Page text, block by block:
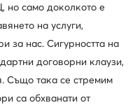
но само доколкото е
на услуги,
за нас. Сигурността на
договорни клаузи,
Също така се стремим
са обхванати от